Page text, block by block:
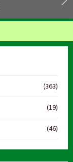
(363)
(19)
(46)